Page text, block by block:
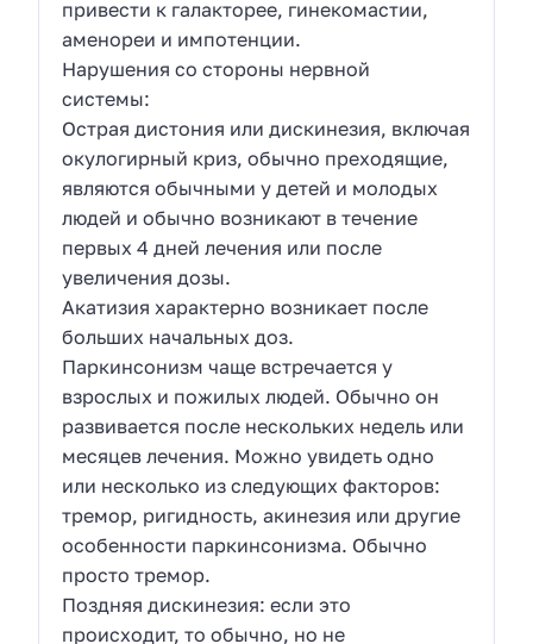
привести к галакторее, гинекомастии,
аменореи и импотенции.
Нарушения со стороны нервной
системы:
Острая дистония или дискинезия, включая
окулогирный криз, обычно преходящие,
являются обычными у детей и молодых
людей и обычно возникают в течение
первых 4 дней лечения или после
увеличения дозы.
Акатизия характерно возникает после
больших начальных доз.
Паркинсонизм чаще встречается у
взрослых и пожилых людей. Обычно он
развивается после нескольких недель или
месяцев лечения. Можно увидеть одно
или несколько из следующих факторов:
тремор, ригидность, акинезия или другие
особенности паркинсонизма. Обычно
просто тремор.
Поздняя дискинезия: если это
происходит, то обычно, но не